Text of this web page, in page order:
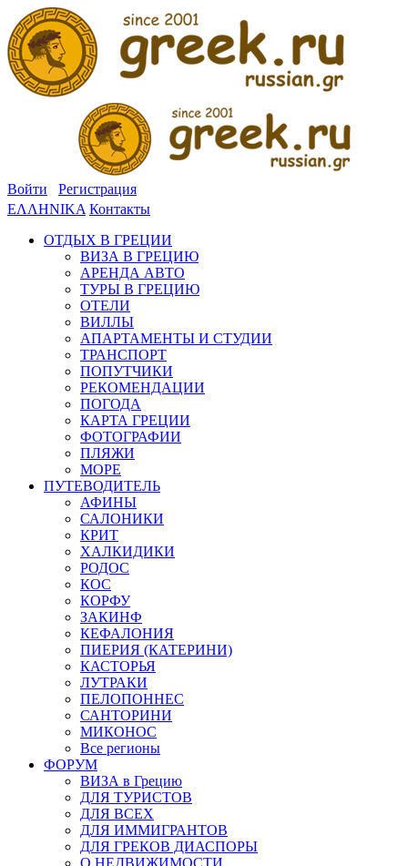
Войти
Регистрация
ΕΛΛΗΝΙΚΑ Контакты
ОТДЫХ В ГРЕЦИИ
ВИЗА В ГРЕЦИЮ
АРЕНДА АВТО
ТУРЫ В ГРЕЦИЮ
ОТЕЛИ
ВИЛЛЫ
АПАРТАМЕНТЫ И СТУДИИ
ТРАНСПОРТ
ПОПУТЧИКИ
РЕКОМЕНДАЦИИ
ПОГОДА
КАРТА ГРЕЦИИ
ФОТОГРАФИИ
ПЛЯЖИ
МОРЕ
ПУТЕВОДИТЕЛЬ
АФИНЫ
САЛОНИКИ
КРИТ
ХАЛКИДИКИ
РОДОС
КОС
КОРФУ
ЗАКИНФ
КЕФАЛОНИЯ
ПИЕРИЯ (КАТЕРИНИ)
КАСТОРЬЯ
ЛУТРАКИ
ПЕЛОПОННЕС
САНТОРИНИ
МИКОНОС
Все регионы
ФОРУМ
ВИЗА в Грецию
ДЛЯ ТУРИСТОВ
ДЛЯ ВСЕХ
ДЛЯ ИММИГРАНТОВ
ДЛЯ ГРЕКОВ ДИАСПОРЫ
О НЕДВИЖИМОСТИ